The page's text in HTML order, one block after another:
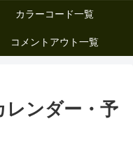
カラーコード一覧
コメントアウト一覧
レンダー・予